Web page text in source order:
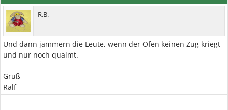
R.B.
Und dann jammern die Leute, wenn der Ofen keinen Zug kriegt
und nur noch qualmt.
Gruß
Ralf